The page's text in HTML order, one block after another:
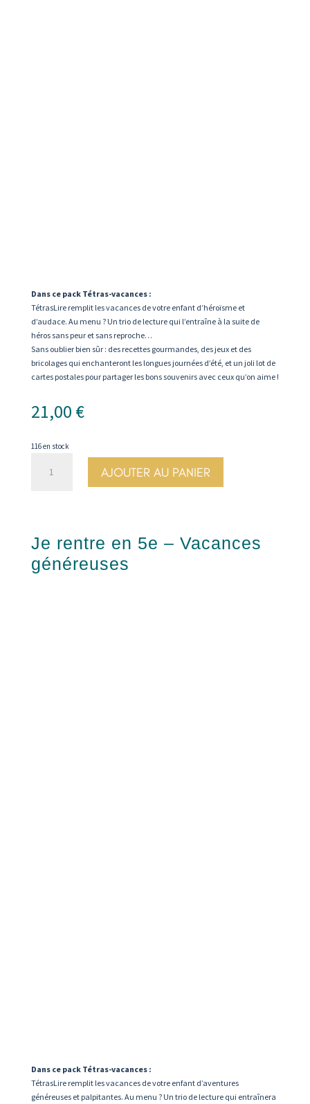
Dans ce pack Tétras-vacances :
TétrasLire remplit les vacances de votre enfant d’héroïsme et
d’audace. Au menu ? Un trio de lecture qui l’entraîne à la suite de
héros sans peur et sans reproche…
Sans oublier bien sûr : des recettes gourmandes, des jeux et des
bricolages qui enchanteront les longues journées d’été, et un joli lot de
cartes postales pour partager les bons souvenirs avec ceux qu’on aime !
21,00 €
116 en stock
Vacances
audacieuses
AJOUTER AU PANIER
Je rentre en 5e – Vacances
généreuses
Dans ce pack Tétras-vacances :
TétrasLire remplit les vacances de votre enfant d’aventures
généreuses et palpitantes. Au menu ? Un trio de lecture qui entraînera